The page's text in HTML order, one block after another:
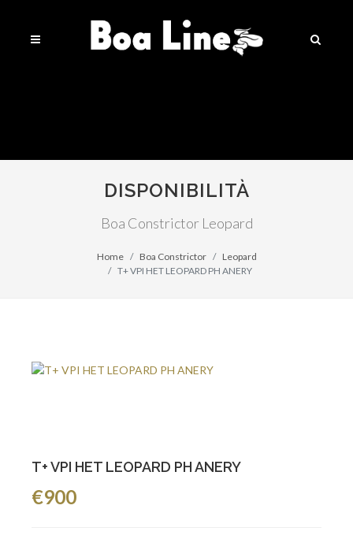
DISPONIBILITÀ
Boa Constrictor Leopard
Home Boa Constrictor
Leopard
T+ VPI HET LEOPARD PH ANERY
T+ VPI HET LEOPARD PH ANERY
€900